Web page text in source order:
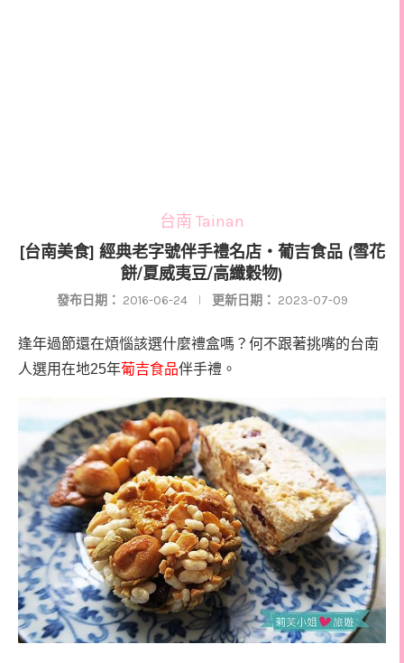
台南 Tainan
[台南美食] 經典老字號伴手禮名店‧葡吉食品 (雪花
餅/夏威夷豆/高纖穀物)
發布日期： 2016-06-24 更新日期： 2023-07-09
逢年過節還在煩惱該選什麼禮盒嗎？何不跟著挑嘴的台南
人選用在地25年葡吉食品伴手禮。